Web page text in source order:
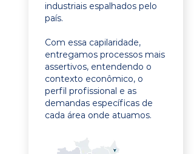
industriais espalhados pelo
país.
Com essa capilaridade,
entregamos processos mais
assertivos, entendendo o
contexto econômico, o
perfil profissional e as
demandas específicas de
cada área onde atuamos.